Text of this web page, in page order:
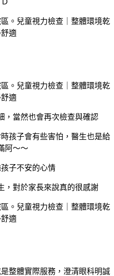
，當然也會再次檢查與確認
孩子會有些害怕，醫生也是給
阿～～
子不安的心情
，對於家長來說真的很感謝
整體實際服務，澄清眼科明誠